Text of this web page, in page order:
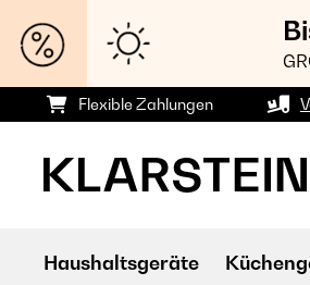
Flexible Zahlungen
Haushaltsgeräte